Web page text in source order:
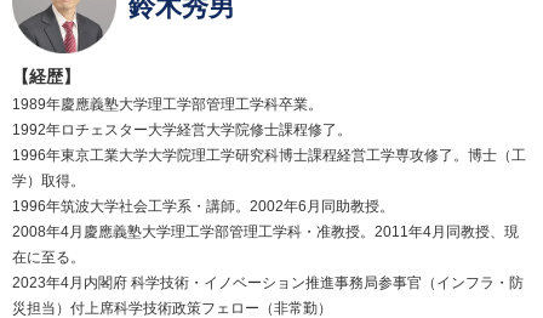
鈴木秀男
【経歴】
1989年慶應義塾大学理工学部管理工学科卒業。
1992年ロチェスター大学経営大学院修士課程修了。
1996年東京工業大学大学院理工学研究科博士課程経営工学専攻修了。博士（工
学）取得。
1996年筑波大学社会工学系・講師。2002年6月同助教授。
2008年4月慶應義塾大学理工学部管理工学科・准教授。2011年4月同教授、現
在に至る。
2023年4月内閣府 科学技術・イノベーション推進事務局参事官（インフラ・防
災担当）付上席科学技術政策フェロー（非常勤）